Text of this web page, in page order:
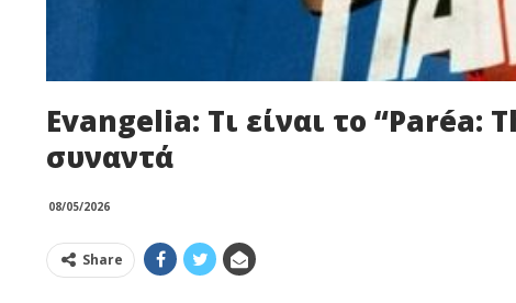
Evangelia: Τι είναι το “Paréa:
συναντά
08/05/2026
Share